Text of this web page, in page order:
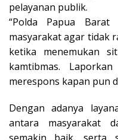
pelayanan publik.
“Polda Papua Barat
masyarakat agar tidak
ketika menemukan
kamtibmas.
merespons kapan pun
Dengan adanya
antara masyarakat